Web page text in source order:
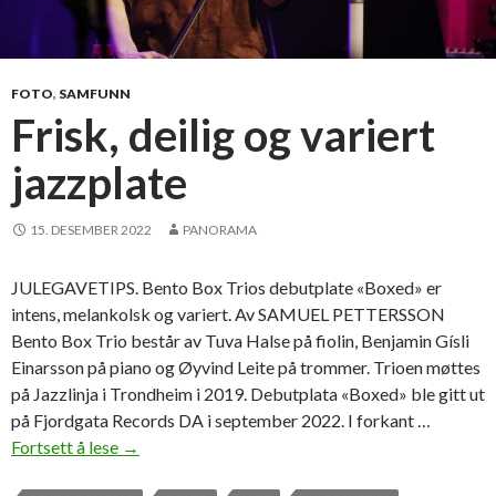
FOTO, SAMFUNN
Frisk, deilig og variert
jazzplate
15. DESEMBER 2022 PANORAMA
JULEGAVETIPS. Bento Box Trios debutplate «Boxed» er
intens, melankolsk og variert. Av SAMUEL PETTERSSON
Bento Box Trio består av Tuva Halse på fiolin, Benjamin Gísli
Einarsson på piano og Øyvind Leite på trommer. Trioen møttes
på Jazzlinja i Trondheim i 2019. Debutplata «Boxed» ble gitt ut
på Fjordgata Records DA i september 2022. I forkant …
Fortsett å lese F
→